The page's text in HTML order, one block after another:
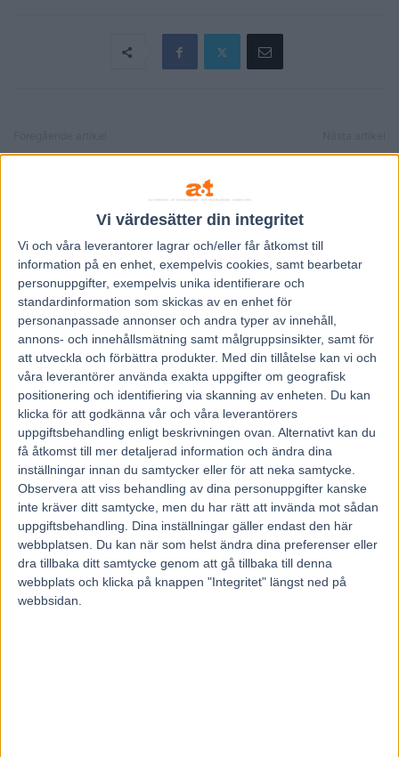
Vi värdesätter din integritet
Vi och våra leverantorer lagrar och/eller får åtkomst till
information på en enhet, exempelvis cookies, samt bearbetar
personuppgifter, exempelvis unika identifierare och
standardinformation som skickas av en enhet för
personanpassade annonser och andra typer av innehåll,
annons- och innehållsmätning samt målgruppsinsikter, samt för
att utveckla och förbättra produkter. Med din tillåtelse kan vi och
våra leverantörer använda exakta uppgifter om geografisk
positionering och identifiering via skanning av enheten. Du kan
klicka för att godkänna vår och våra leverantörers
uppgiftsbehandling enligt beskrivningen ovan. Alternativt kan du
få åtkomst till mer detaljerad information och ändra dina
inställningar innan du samtycker eller för att neka samtycke.
Observera att viss behandling av dina personuppgifter kanske
inte kräver ditt samtycke, men du har rätt att invända mot sådan
uppgiftsbehandling. Dina inställningar gäller endast den här
webbplatsen. Du kan när som helst ändra dina preferenser eller
dra tillbaka ditt samtycke genom att gå tillbaka till denna
webbplats och klicka på knappen "Integritet" längst ned på
webbsidan.
Fem tippar V75 till Färjestad
Inför V86: ”Hannibal borde
RELATERADE ARTIKLAR
Inför V86: Cruiser i comeback
3 augusti, 2026
Inför V86: Succé för Jennifers
nyförvärv – nu drömläge och
första...
28 juli, 2026
Inför V86: Ska den söta
travhistorien fortsätta?
22 juli, 2026